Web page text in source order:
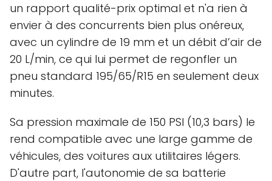
un rapport qualité-prix optimal et n'a rien à
envier à des concurrents bien plus onéreux,
avec un cylindre de 19 mm et un débit d’air de
20 L/min, ce qui lui permet de regonfler un
pneu standard 195/65/R15 en seulement deux
minutes.
Sa pression maximale de 150 PSI (10,3 bars) le
rend compatible avec une large gamme de
véhicules, des voitures aux utilitaires légers.
D'autre part, l'autonomie de sa batterie